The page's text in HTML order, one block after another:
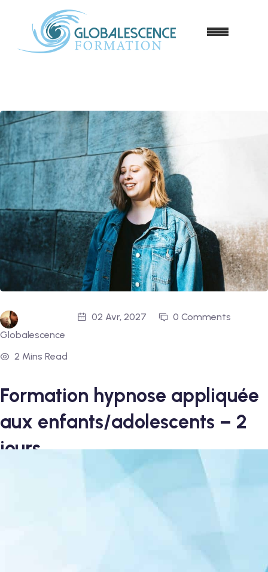
Globalescence
02 Avr, 2027 0 Comments
2 Mins Read
Formation hypnose appliquée
aux enfants/adolescents – 2
jours